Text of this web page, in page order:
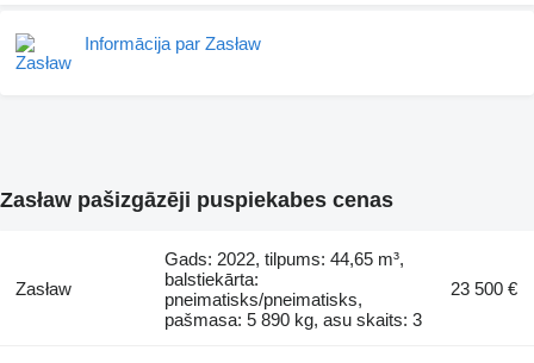
Informācija par Zasław
Zasław pašizgāzēji puspiekabes cenas
Zasław
Gads: 2022, tilpums: 44,65 m³,
balstiekārta:
pneimatisks/pneimatisks,
pašmasa: 5 890 kg, asu skaits: 3
23 500 €